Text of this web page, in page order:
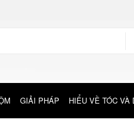
GIẢI PHÁP HIỂU VỀ TÓC VÀ